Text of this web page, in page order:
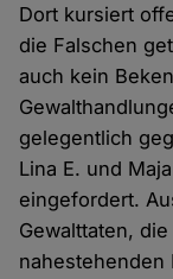
Dort kursiert
die Falschen
auch kein
gelegentlich
Lina E. und
eingefordert.
Gewalttaten,
nahestehenden